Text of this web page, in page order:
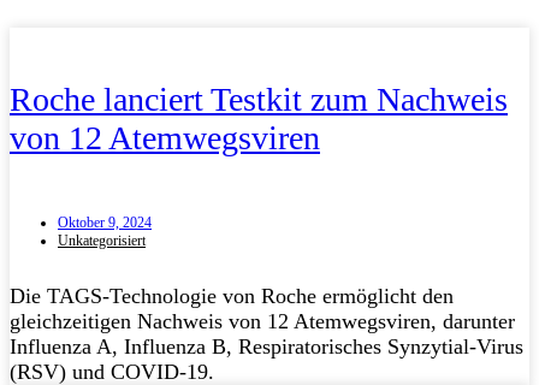
Roche lanciert Testkit zum Nachweis
von 12 Atemwegsviren
Oktober 9, 2024
Unkategorisiert
Die TAGS-Technologie von Roche ermöglicht den
gleichzeitigen Nachweis von 12 Atemwegsviren, darunter
Influenza A, Influenza B, Respiratorisches Synzytial-Virus
(RSV) und COVID-19.